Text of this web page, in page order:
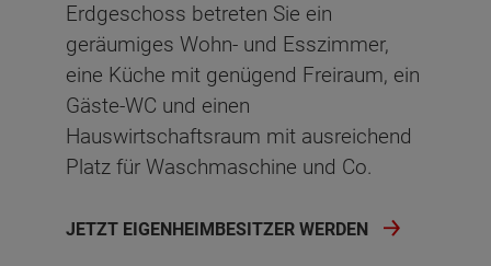
Erdgeschoss betreten Sie ein
geräumiges Wohn- und Esszimmer,
eine Küche mit genügend Freiraum, ein
Gäste-WC und einen
Hauswirtschaftsraum mit ausreichend
Platz für Waschmaschine und Co.
JETZT EIGENHEIMBESITZER WERDEN